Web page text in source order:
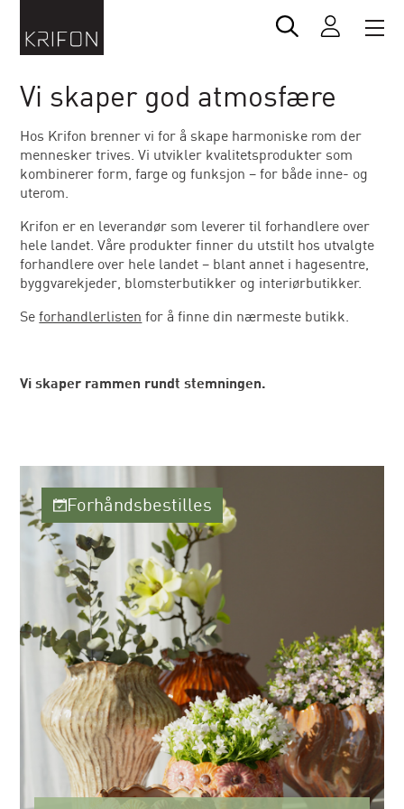
Vi skaper god atmosfære
Hos Krifon brenner vi for å skape harmoniske rom der
mennesker trives. Vi utvikler kvalitetsprodukter som
kombinerer form, farge og funksjon – for både inne- og
uterom.
Krifon er en leverandør som leverer til forhandlere over
hele landet. Våre produkter finner du utstilt hos utvalgte
forhandlere over hele landet – blant annet i hagesentre,
byggvarekjeder, blomsterbutikker og interiørbutikker.
Seforhandlerlisten for å finne din nærmeste butikk.
Vi skaper rammen rundt stemningen.
Forhåndsbestilles